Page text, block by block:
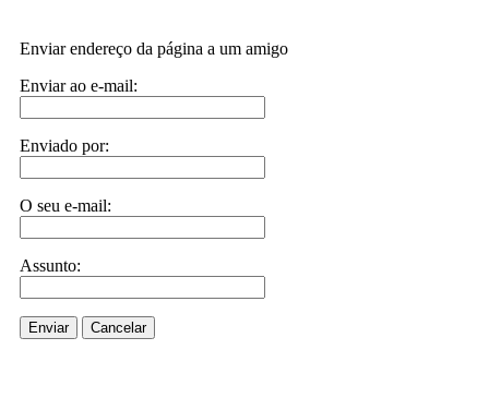
Enviar endereço da página a um amigo
Enviar ao e-mail:
Enviado por:
O seu e-mail:
Assunto:
Enviar Cancelar